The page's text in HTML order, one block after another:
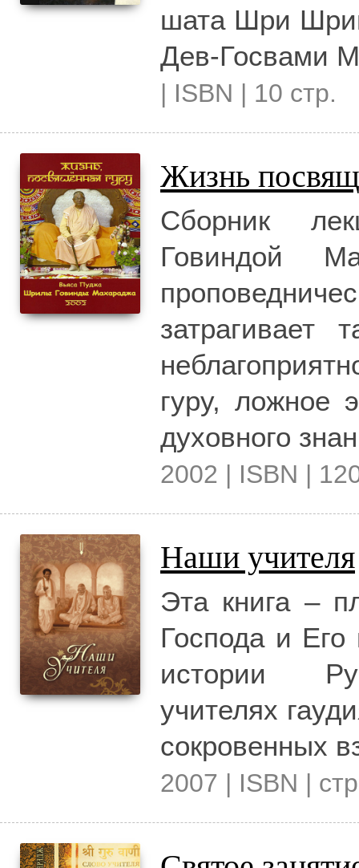
шата Шри
Дев-Госвами
| ISBN | 10 стр.
Жизнь
Сборник
Говиндой
затрагивает
гуру, ложное
духовного
2002 | ISBN |
Наши учителя
Эта книга –
Господа и
истории
учителях
сокровенных
2007 | ISBN |